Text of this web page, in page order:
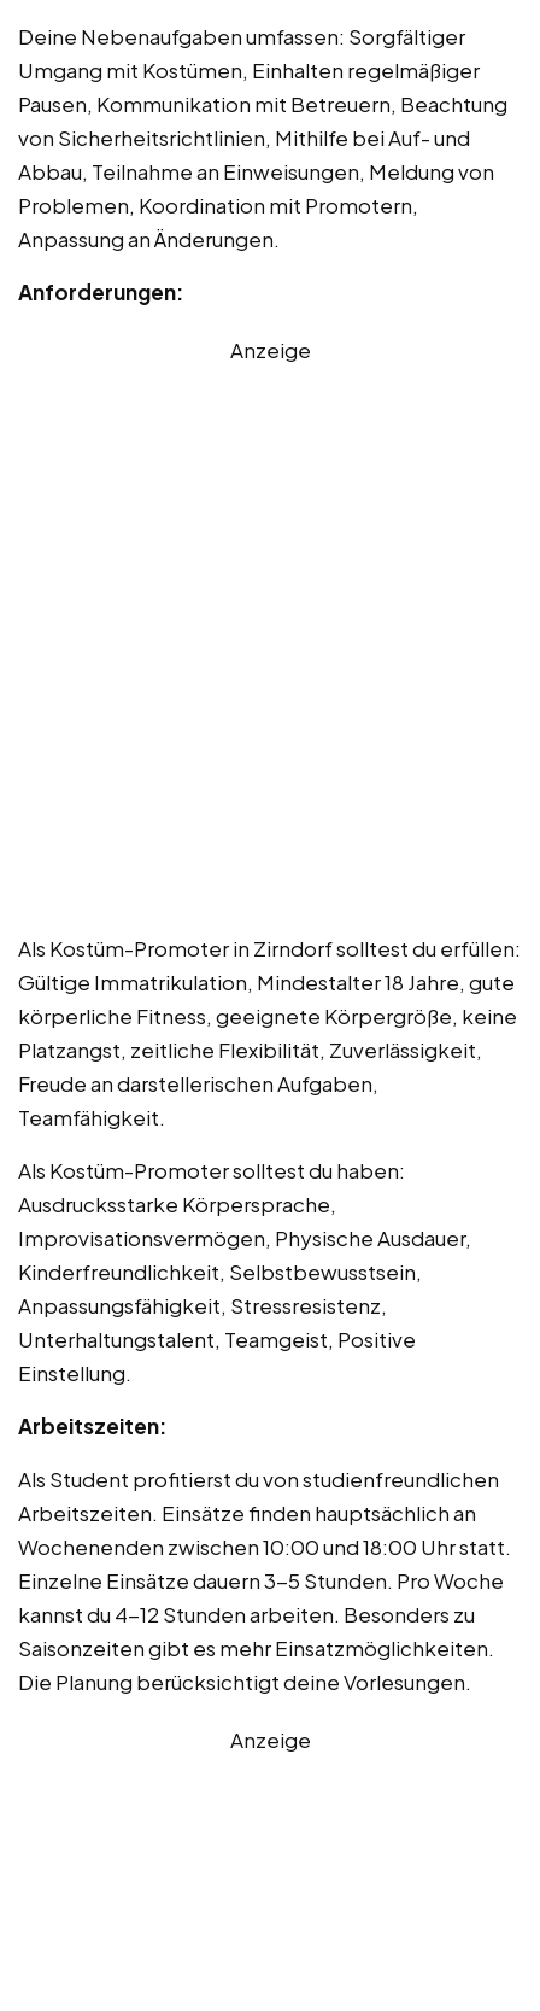
Deine Nebenaufgaben umfassen: Sorgfältiger
Umgang mit Kostümen, Einhalten regelmäßiger
Pausen, Kommunikation mit Betreuern, Beachtung
von Sicherheitsrichtlinien, Mithilfe bei Auf- und
Abbau, Teilnahme an Einweisungen, Meldung von
Problemen, Koordination mit Promotern,
Anpassung an Änderungen.
Anforderungen:
Anzeige
Als Kostüm-Promoter in Zirndorf solltest du erfüllen:
Gültige Immatrikulation, Mindestalter 18 Jahre, gute
körperliche Fitness, geeignete Körpergröße, keine
Platzangst, zeitliche Flexibilität, Zuverlässigkeit,
Freude an darstellerischen Aufgaben,
Teamfähigkeit.
Als Kostüm-Promoter solltest du haben:
Ausdrucksstarke Körpersprache,
Improvisationsvermögen, Physische Ausdauer,
Kinderfreundlichkeit, Selbstbewusstsein,
Anpassungsfähigkeit, Stressresistenz,
Unterhaltungstalent, Teamgeist, Positive
Einstellung.
Arbeitszeiten:
Als Student profitierst du von studienfreundlichen
Arbeitszeiten. Einsätze finden hauptsächlich an
Wochenenden zwischen 10:00 und 18:00 Uhr statt.
Einzelne Einsätze dauern 3-5 Stunden. Pro Woche
kannst du 4-12 Stunden arbeiten. Besonders zu
Saisonzeiten gibt es mehr Einsatzmöglichkeiten.
Die Planung berücksichtigt deine Vorlesungen.
Anzeige